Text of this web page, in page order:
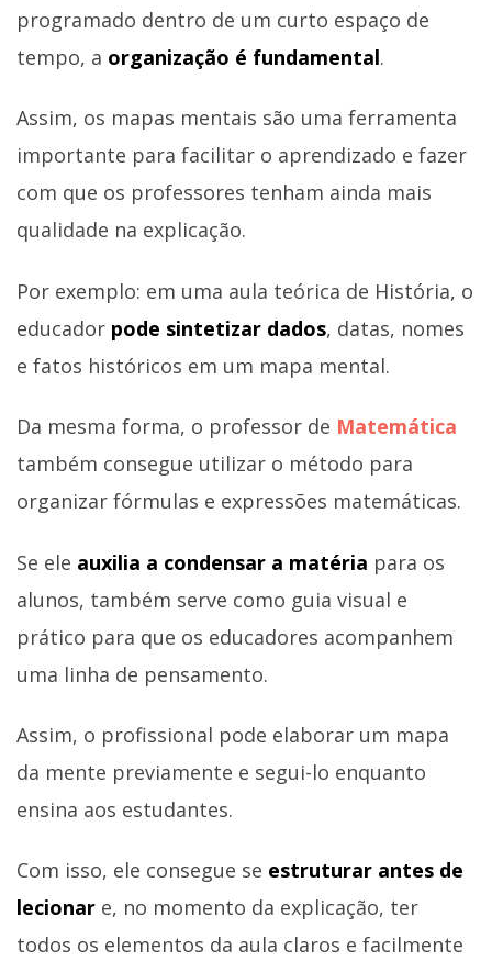
programado dentro de um curto espaço de
tempo, a organização é fundamental.
Assim, os mapas mentais são uma ferramenta
importante para facilitar o aprendizado e fazer
com que os professores tenham ainda mais
qualidade na explicação.
Por exemplo: em uma aula teórica de História, o
educador pode sintetizar dados, datas, nomes
e fatos históricos em um mapa mental.
Da mesma forma, o professor de Matemática
também consegue utilizar o método para
organizar fórmulas e expressões matemáticas.
Se ele auxilia a condensar a matéria para os
alunos, também serve como guia visual e
prático para que os educadores acompanhem
uma linha de pensamento.
Assim, o profissional pode elaborar um mapa
da mente previamente e segui-lo enquanto
ensina aos estudantes.
Com isso, ele consegue se estruturar antes de
lecionar e, no momento da explicação, ter
todos os elementos da aula claros e facilmente